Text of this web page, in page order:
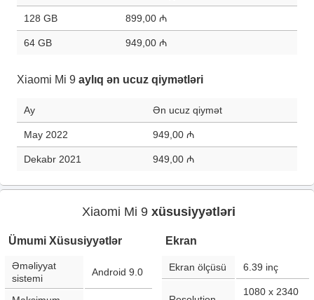
128 GB 899,00 ₼
64 GB 949,00 ₼
Xiaomi Mi 9 aylıq ən ucuz qiymətləri
Ay Ən ucuz qiymət
May 2022 949,00 ₼
Dekabr 2021 949,00 ₼
Xiaomi Mi 9 xüsusiyyətləri
Ümumi Xüsusiyyətlər
Əməliyyat
sistemi
Android 9.0
Ekran
Ekran ölçüsü 6.39 inç
1080 x 2340